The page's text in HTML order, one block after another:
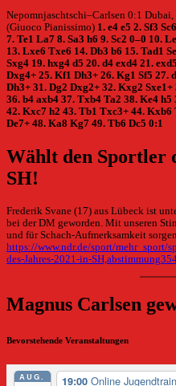
Nepomnjaschtschi–Carlsen 0:1 Dubai,
(Giuoco Pianissimo) 1. e4 e5 2. Sf3
7. Te1 La7 8. Sa3 h6 9. Sc2 0–0 10.
13. Lxe6 Txe6 14. Db3 b6 15. Tad1
Sxg4 19. hxg4 d5 20. d4 exd4 21.
Dxg4+ 25. Kf1 Dh3+ 26. Kg1 Sf5 27.
Dh3+ 31. Dg2 Dxg2+ 32. Kxg2
36. b4 axb4 37. Txb4 Ta2 38. Ke4
42. Kxc7 h2 43. Tb1 Txc3+ 44. Kxb6
De7+ 48. Ka8 Kg7 49. Tb6 Dc5 0:1
Wählt den Sportler
SH!
Frederik Svane (17) aus Lübeck ist
bei der DM geworden. Mit unseren
und für Schach-Aufmerksamkeit
https://www.ndr.de/sport/mehr_sport/
des-Jahres-2021-in-
Magnus Carlsen
Bevorstehende Veranstaltungen
AUG. 19:00 Online